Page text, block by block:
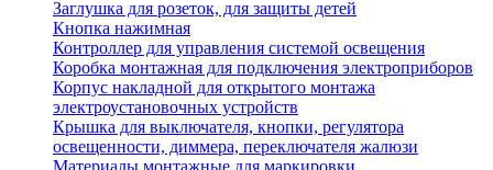
Заглушка для розеток, для защиты детей
Кнопка нажимная
Контроллер для управления системой освещения
Коробка монтажная для подключения электроприборов
Корпус накладной для открытого монтажа
электроустановочных устройств
Крышка для выключателя, кнопки, регулятора
освещенности, диммера, переключателя жалюзи
Материалы монтажные для маркировки